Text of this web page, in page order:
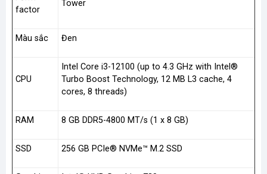
factor
Tower
Màu sắc Đen
CPU
Intel Core i3-12100 (up to 4.3 GHz with Intel®
Turbo Boost Technology, 12 MB L3 cache, 4
cores, 8 threads)
RAM 8 GB DDR5-4800 MT/s (1 x 8 GB)
SSD 256 GB PCIe® NVMe™ M.2 SSD